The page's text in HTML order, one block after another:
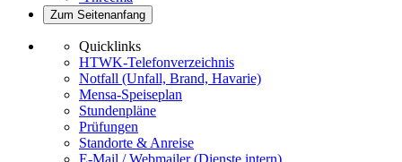
Zum Seitenanfang
Quicklinks
HTWK-Telefonverzeichnis
Notfall (Unfall, Brand, Havarie)
Mensa-Speiseplan
Stundenpläne
Prüfungen
Standorte & Anreise